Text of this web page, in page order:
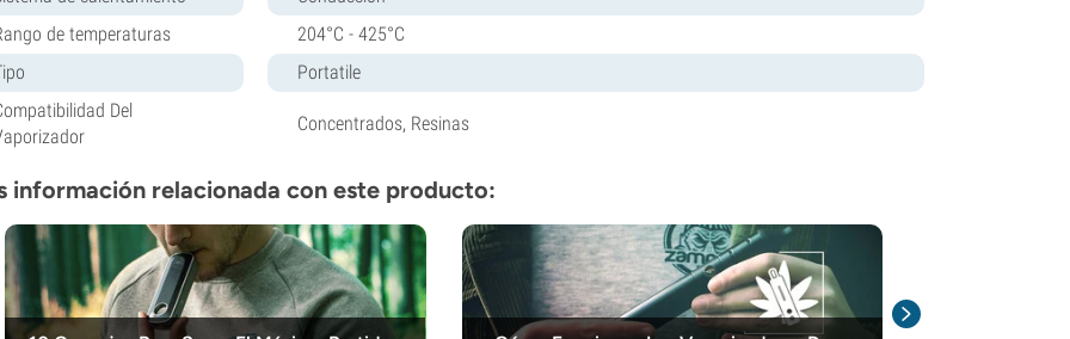
de temperaturas
204°C - 425°C
Portatile
Del
Concentrados, Resinas
información relacionada con este producto: